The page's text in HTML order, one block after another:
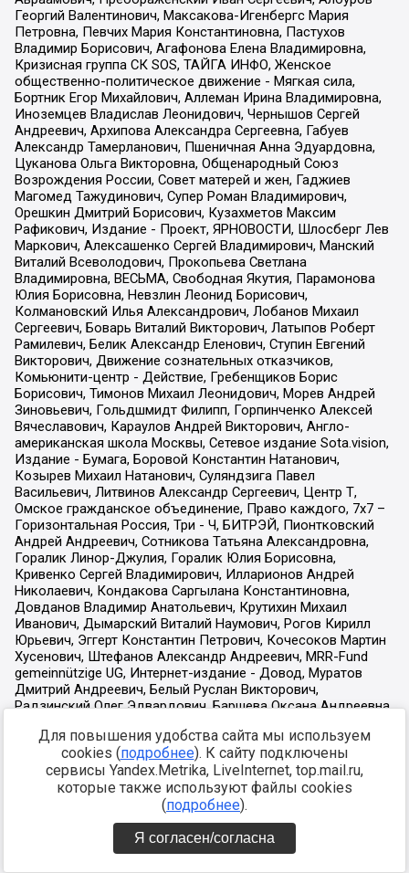
Для повышения удобства сайта мы используем
cookies (подробнее). К сайту подключены
сервисы Yandex.Metrika, LiveInternet, top.mail.ru,
которые также используют файлы cookies
(подробнее).
Я согласен/согласна